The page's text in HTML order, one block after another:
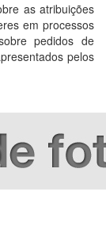
as atribuições
em processos
pedidos de
pelos